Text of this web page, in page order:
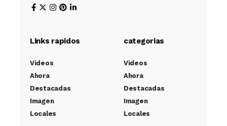
Links rapidos
Videos
Ahora
Destacadas
Imagen
Locales
categorias
Videos
Ahora
Destacadas
Imagen
Locales